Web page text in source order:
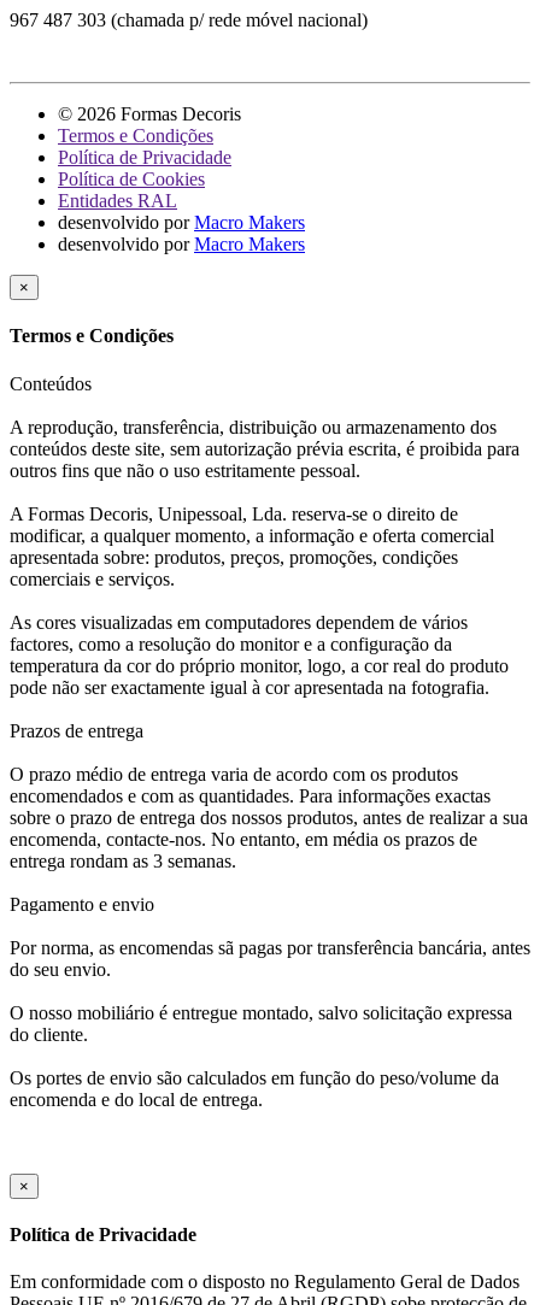
967 487 303 (chamada p/ rede móvel nacional)
© 2026 Formas Decoris
Termos e Condições
Política de Privacidade
Política de Cookies
Entidades RAL
desenvolvido porMacro Makers
desenvolvido porMacro Makers
×
Termos e Condições
Conteúdos
A reprodução, transferência, distribuição ou armazenamento dos
conteúdos deste site, sem autorização prévia escrita, é proibida para
outros fins que não o uso estritamente pessoal.
A Formas Decoris, Unipessoal, Lda. reserva-se o direito de
modificar, a qualquer momento, a informação e oferta comercial
apresentada sobre: produtos, preços, promoções, condições
comerciais e serviços.
As cores visualizadas em computadores dependem de vários
factores, como a resolução do monitor e a configuração da
temperatura da cor do próprio monitor, logo, a cor real do produto
pode não ser exactamente igual à cor apresentada na fotografia.
Prazos de entrega
O prazo médio de entrega varia de acordo com os produtos
encomendados e com as quantidades. Para informações exactas
sobre o prazo de entrega dos nossos produtos, antes de realizar a sua
encomenda, contacte-nos. No entanto, em média os prazos de
entrega rondam as 3 semanas.
Pagamento e envio
Por norma, as encomendas sã pagas por transferência bancária, antes
do seu envio.
O nosso mobiliário é entregue montado, salvo solicitação expressa
do cliente.
Os portes de envio são calculados em função do peso/volume da
encomenda e do local de entrega.
×
Política de Privacidade
Em conformidade com o disposto no Regulamento Geral de Dados